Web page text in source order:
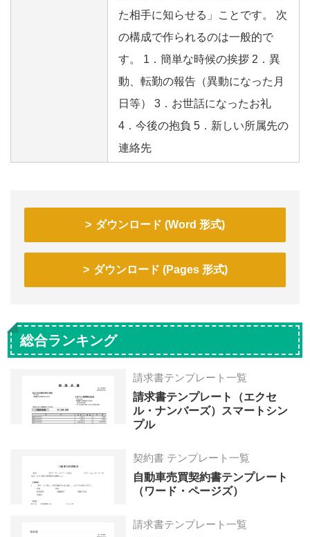
た相手に知らせる」ことです。 次
の構成で作られるのは一般的で
す。 1．簡単な時候の挨拶 2．異
動、転勤の報告（異動になった月
日等） 3．お世話になったお礼
4．今後の抱負 5．新しい所属先の
連絡先
ダウンロード (Word 形式)
ダウンロード (Pages 形式)
総合ランキング
請求書テンプレート一覧
請求書テンプレート（エクセ
ル・ナンバーズ）スマートシン
プル
契約書 テンプレート一覧
自動車売買契約書テンプレート
（ワード・ページズ）
請求書テンプレート一覧